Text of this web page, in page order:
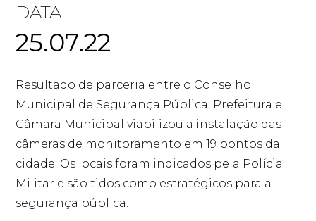
DATA
25.07.22
Resultado de parceria entre o Conselho
Municipal de Segurança Pública, Prefeitura e
Câmara Municipal viabilizou a instalação das
câmeras de monitoramento em 19 pontos da
cidade. Os locais foram indicados pela Polícia
Militar e são tidos como estratégicos para a
segurança pública.